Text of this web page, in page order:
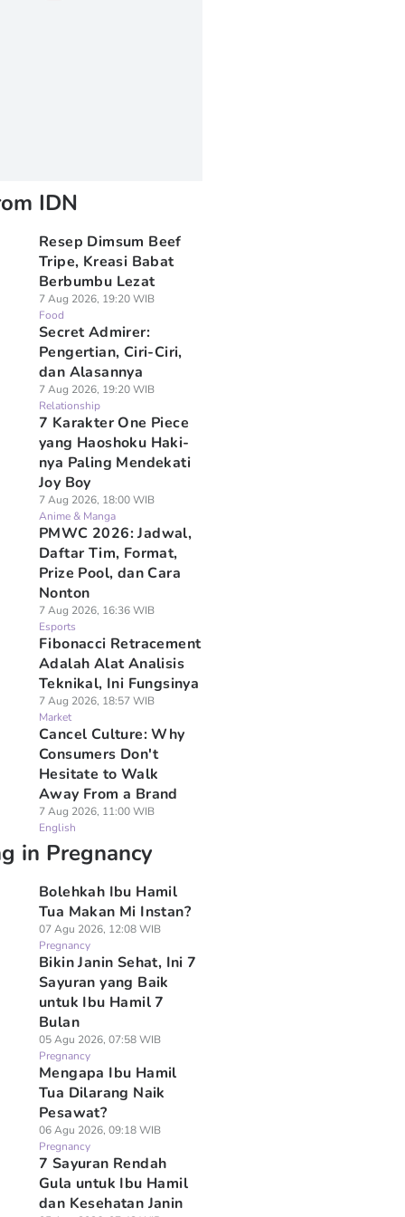
IDN
Resep Dimsum Beef
Tripe, Kreasi Babat
Berbumbu Lezat
7 Aug 2026, 19:20 WIB
Food
Secret Admirer:
Pengertian, Ciri-Ciri,
dan Alasannya
7 Aug 2026, 19:20 WIB
Relationship
7 Karakter One Piece
yang Haoshoku Haki-
nya Paling Mendekati
Joy Boy
7 Aug 2026, 18:00 WIB
Anime & Manga
PMWC 2026: Jadwal,
Daftar Tim, Format,
Prize Pool, dan Cara
Nonton
7 Aug 2026, 16:36 WIB
Esports
Fibonacci Retracement
Adalah Alat Analisis
Teknikal, Ini Fungsinya
7 Aug 2026, 18:57 WIB
Market
Cancel Culture: Why
Consumers Don't
Hesitate to Walk
Away From a Brand
7 Aug 2026, 11:00 WIB
English
in Pregnancy
Bolehkah Ibu Hamil
Tua Makan Mi Instan?
07 Agu 2026, 12:08 WIB
Pregnancy
Bikin Janin Sehat, Ini 7
Sayuran yang Baik
untuk Ibu Hamil 7
Bulan
05 Agu 2026, 07:58 WIB
Pregnancy
Mengapa Ibu Hamil
Tua Dilarang Naik
Pesawat?
06 Agu 2026, 09:18 WIB
Pregnancy
7 Sayuran Rendah
Gula untuk Ibu Hamil
dan Kesehatan Janin